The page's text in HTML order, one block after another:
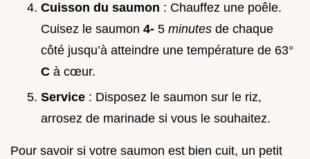
Cuisson du saumon : Chauffez une poêle.
Cuisez le saumon 4- 5 minutes de chaque
côté jusqu’à atteindre une température de 63°
C à cœur.
Service : Disposez le saumon sur le riz,
arrosez de marinade si vous le souhaitez.
Pour savoir si votre saumon est bien cuit, un petit